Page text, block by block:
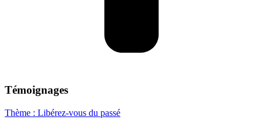
Témoignages
Thème : Libérez-vous du passé